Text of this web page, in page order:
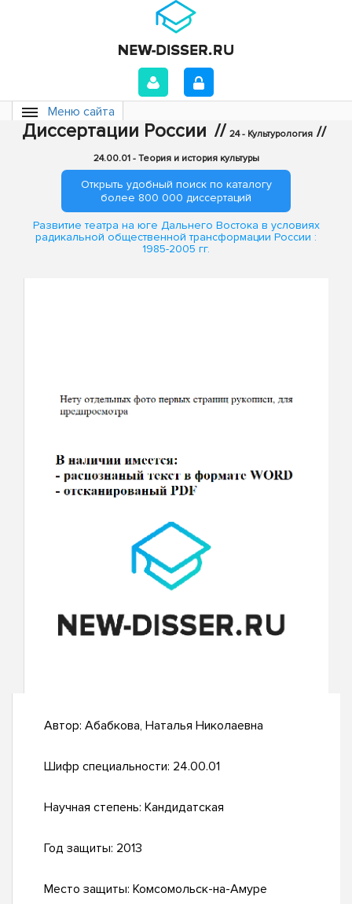
Меню сайта
Диссертации России // 24 - Культурология //
24.00.01 - Теория и история культуры
Открыть удобный поиск по каталогу
более 800 000 диссертаций
Развитие театра на юге Дальнего Востока в условиях
радикальной общественной трансформации России :
1985-2005 гг.
Автор: Абабкова, Наталья Николаевна
Шифр специальности: 24.00.01
Научная степень: Кандидатская
Год защиты: 2013
Место защиты: Комсомольск-на-Амуре